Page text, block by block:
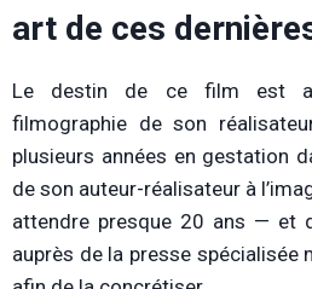
art de ces
Le destin de ce film est
filmographie de son
plusieurs années en gestation
de son auteur-réalisateur à
attendre presque 20 ans — et
auprès de la presse